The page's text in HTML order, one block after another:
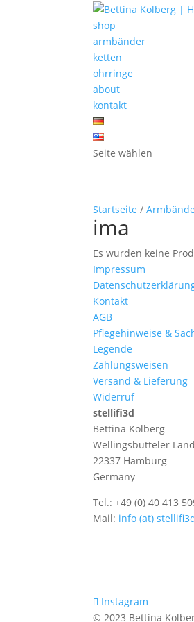
shop
armbänder
ketten
ohrringe
about
kontakt
Seite wählen
Startseite /
ima
Es wurden keine
Impressum
Kontakt
AGB
Pflegehinweise &
Legende
Zahlungsweisen
Versand & Lieferung
Widerruf
stellifi3d
Bettina Kolberg
Wellingsbütteler
22337 Hamburg
Germany
Tel.: +49 (0) 40 413
Mail: info (at)
Instagram
© 2023 Bettina